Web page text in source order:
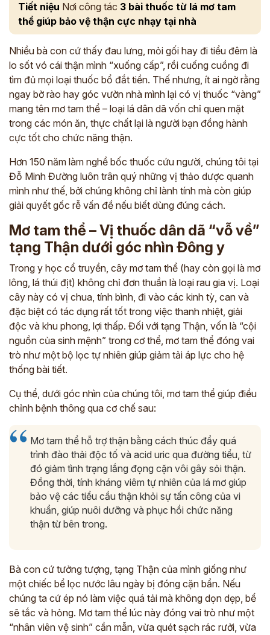
Tiết niệu Nơi công tác 3 bài thuốc từ lá mơ tam
thể giúp bảo vệ thận cực nhạy tại nhà
Nhiều bà con cứ thấy đau lưng, mỏi gối hay đi tiểu đêm là
lo sốt vó cái thận mình “xuống cấp”, rồi cuống cuồng đi
tìm đủ mọi loại thuốc bổ đắt tiền. Thế nhưng, ít ai ngờ rằng
ngay bờ rào hay góc vườn nhà mình lại có vị thuốc “vàng”
mang tên mơ tam thể – loại lá dân dã vốn chỉ quen mặt
trong các món ăn, thực chất lại là người bạn đồng hành
cực tốt cho chức năng thận.
Hơn 150 năm làm nghề bốc thuốc cứu người, chúng tôi tại
Đỗ Minh Đường luôn trân quý những vị thảo dược quanh
mình như thế, bởi chúng không chỉ lành tính mà còn giúp
giải quyết gốc rễ vấn đề nếu biết dùng đúng cách.
Mơ tam thể – Vị thuốc dân dã “vỗ về”
tạng Thận dưới góc nhìn Đông y
Trong y học cổ truyền, cây mơ tam thể (hay còn gọi là mơ
lông, lá thúi địt) không chỉ đơn thuần là loại rau gia vị. Loại
cây này có vị chua, tính bình, đi vào các kinh tỳ, can và
đặc biệt có tác dụng rất tốt trong việc thanh nhiệt, giải
độc và khu phong, lợi thấp. Đối với tạng Thận, vốn là “cội
nguồn của sinh mệnh” trong cơ thể, mơ tam thể đóng vai
trò như một bộ lọc tự nhiên giúp giảm tải áp lực cho hệ
thống bài tiết.
Cụ thể, dưới góc nhìn của chúng tôi, mơ tam thể giúp điều
chỉnh bệnh thông qua cơ chế sau:
Mơ tam thể hỗ trợ thận bằng cách thúc đẩy quá
trình đào thải độc tố và acid uric qua đường tiểu, từ
đó giảm tình trạng lắng đọng cặn vôi gây sỏi thận.
Đồng thời, tính kháng viêm tự nhiên của lá mơ giúp
bảo vệ các tiểu cầu thận khỏi sự tấn công của vi
khuẩn, giúp nuôi dưỡng và phục hồi chức năng
thận từ bên trong.
Bà con cứ tưởng tượng, tạng Thận của mình giống như
một chiếc bể lọc nước lâu ngày bị đóng cặn bẩn. Nếu
chúng ta cứ ép nó làm việc quá tải mà không dọn dẹp, bể
sẽ tắc và hỏng. Mơ tam thể lúc này đóng vai trò như một
“nhân viên vệ sinh” cần mẫn, vừa quét sạch rác rưởi, vừa